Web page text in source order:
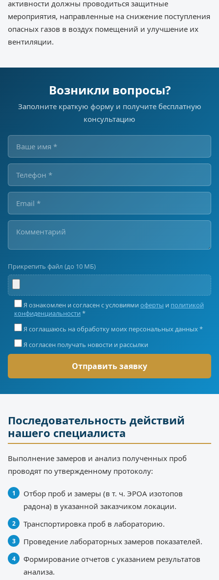
активности должны проводиться защитные
мероприятия, направленные на снижение поступления
опасных газов в воздух помещений и улучшение их
вентиляции.
Возникли вопросы?
Заполните краткую форму и получите бесплатную
консультацию
Прикрепить файл (до 10 МБ)
Я ознакомлен и согласен с условиями оферты и политикой
конфиденциальности *
Я соглашаюсь на обработку моих персональных данных *
Я согласен получать новости и рассылки
Последовательность действий
нашего специалиста
Выполнение замеров и анализ полученных проб
проводят по утвержденному протоколу:
Отбор проб и замеры (в т. ч. ЭРОА изотопов
радона) в указанной заказчиком локации.
Транспортировка проб в лабораторию.
Проведение лабораторных замеров показателей.
Формирование отчетов с указанием результатов
анализа.